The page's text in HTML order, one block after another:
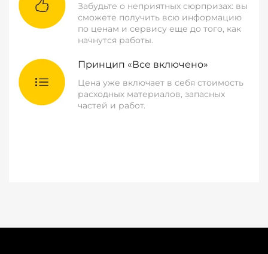
Забудьте о неприятных сюрпризах: вы
сможете получить всю информацию
по ценам и сервису еще до того, как
начнутся работы.
Принцип «Все включено»
Цена уже включает в себя стоимость
расходных материалов, запасных
частей и работ.